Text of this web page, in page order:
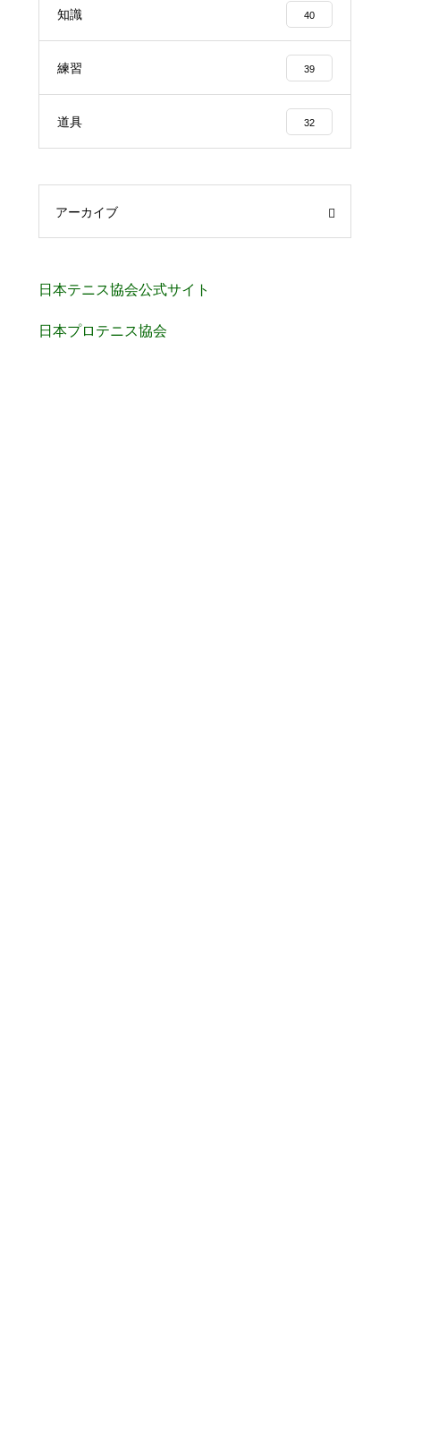
知識 40
練習 39
道具 32
アーカイブ
日本テニス協会公式サイト
日本プロテニス協会